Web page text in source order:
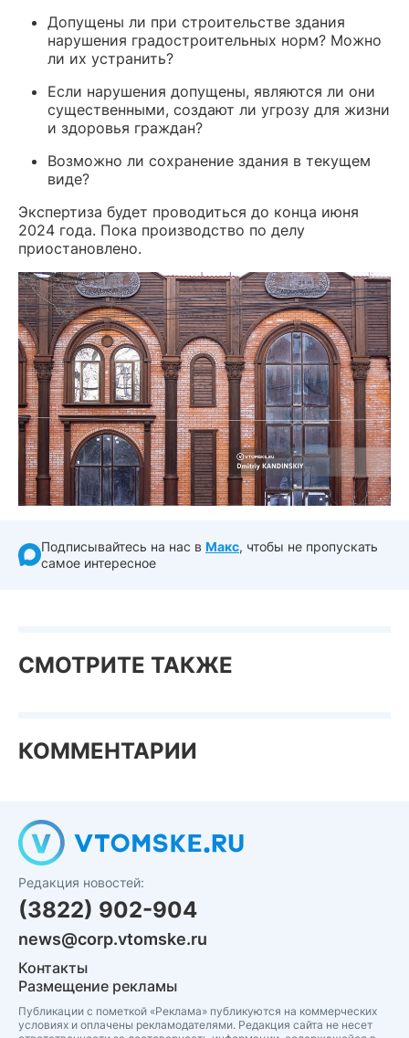
Допущены ли при строительстве здания
нарушения градостроительных норм? Можно
ли их устранить?
Если нарушения допущены, являются ли они
существенными, создают ли угрозу для жизни
и здоровья граждан?
Возможно ли сохранение здания в текущем
виде?
Экспертиза будет проводиться до конца июня
2024 года. Пока производство по делу
приостановлено.
Подписывайтесь на нас в Макс, чтобы не пропускать
самое интересное
СМОТРИТЕ ТАКЖЕ
КОММЕНТАРИИ
Редакция новостей:
(3822) 902-904
news@corp.vtomske.ru
Контакты
Размещение рекламы
Публикации с пометкой «Реклама» публикуются на коммерческих
условиях и оплачены рекламодателями. Редакция сайта не несет